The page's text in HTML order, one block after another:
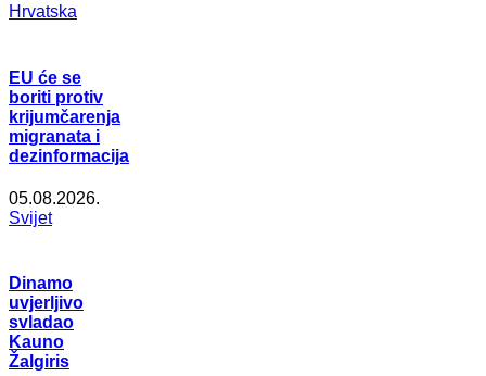
Hrvatska
EU će se
boriti protiv
krijumčarenja
migranata i
dezinformacija
05.08.2026.
Svijet
Dinamo
uvjerljivo
svladao
Kauno
Žalgiris